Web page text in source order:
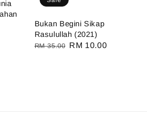
Bukan Begini Sikap
Rasulullah (2021)
Regular
RM 35.00
Sale
RM 10.00